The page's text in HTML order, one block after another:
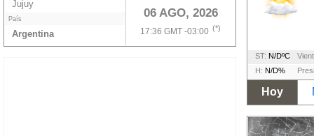
06 AGO, 2026
17:36 GMT -03:00 (*)
Jujuy
País
Argentina
ST: N/DºC
H: N/D%
Hoy